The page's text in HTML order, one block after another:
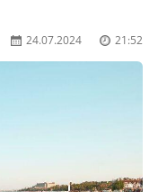
24.07.2024 21:52